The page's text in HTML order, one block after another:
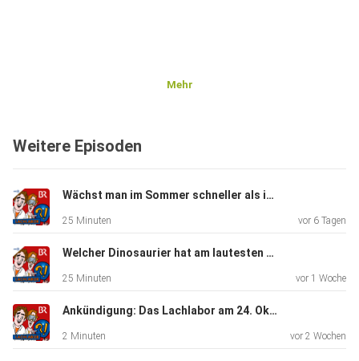
Mehr
Weitere Episoden
Wächst man im Sommer schneller als im Winter?
25 Minuten vor 6 Tagen
Welcher Dinosaurier hat am lautesten geschnarcht?
25 Minuten vor 1 Woche
Ankündigung: Das Lachlabor am 24. Oktober in Bremen
2 Minuten vor 2 Wochen